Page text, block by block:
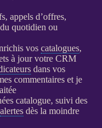
appels d’offres,
quotidien ou
vos catalogues,
à jour votre CRM
dans vos
commentaires et je
catalogue, suivi des
alertesdès la moindre